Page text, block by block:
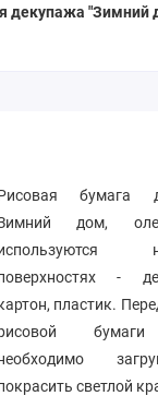
декупажа "Зимний
бумага
дом,
-
пластик.
бумаги
светлой